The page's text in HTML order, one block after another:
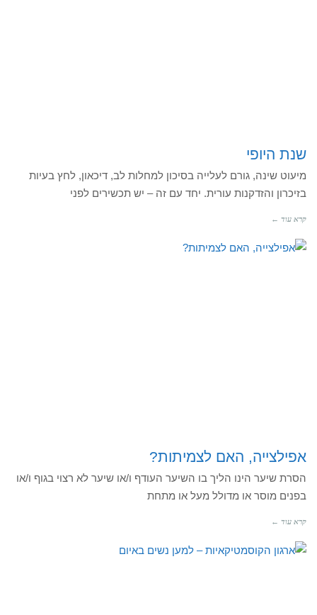
שנת היופי
מיעוט שינה, גורם לעלייה בסיכון למחלות לב, דיכאון, לחץ בעיות
בזיכרון והזדקנות עורית. יחד עם זה – יש תכשירים לפני
קרא עוד ←
אפילצייה, האם לצמיתות?
הסרת שיער הינו הליך בו השיער העודף ו/או שיער לא רצוי בגוף ו/או
בפנים מוסר או מדולל מעל או מתחת
קרא עוד ←